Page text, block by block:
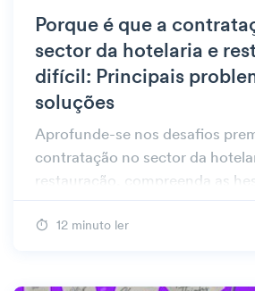
Porque é que a
sector da hotelaria e
difícil: Principais
soluções
Aprofunde-se nos desafios
contratação no sector da
restauração, compreenda as
trabalhadores e aprenda
para melhorar o sucesso do
12 minuto ler